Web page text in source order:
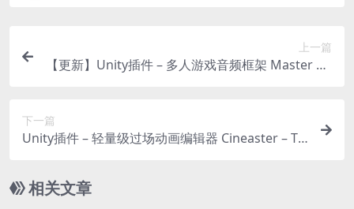
上一篇
【更新】Unity插件 – 多人游戏音频框架 Master Au
下一篇
Unity插件 – 轻量级过场动画编辑器 Cineaster – Th
相关文章